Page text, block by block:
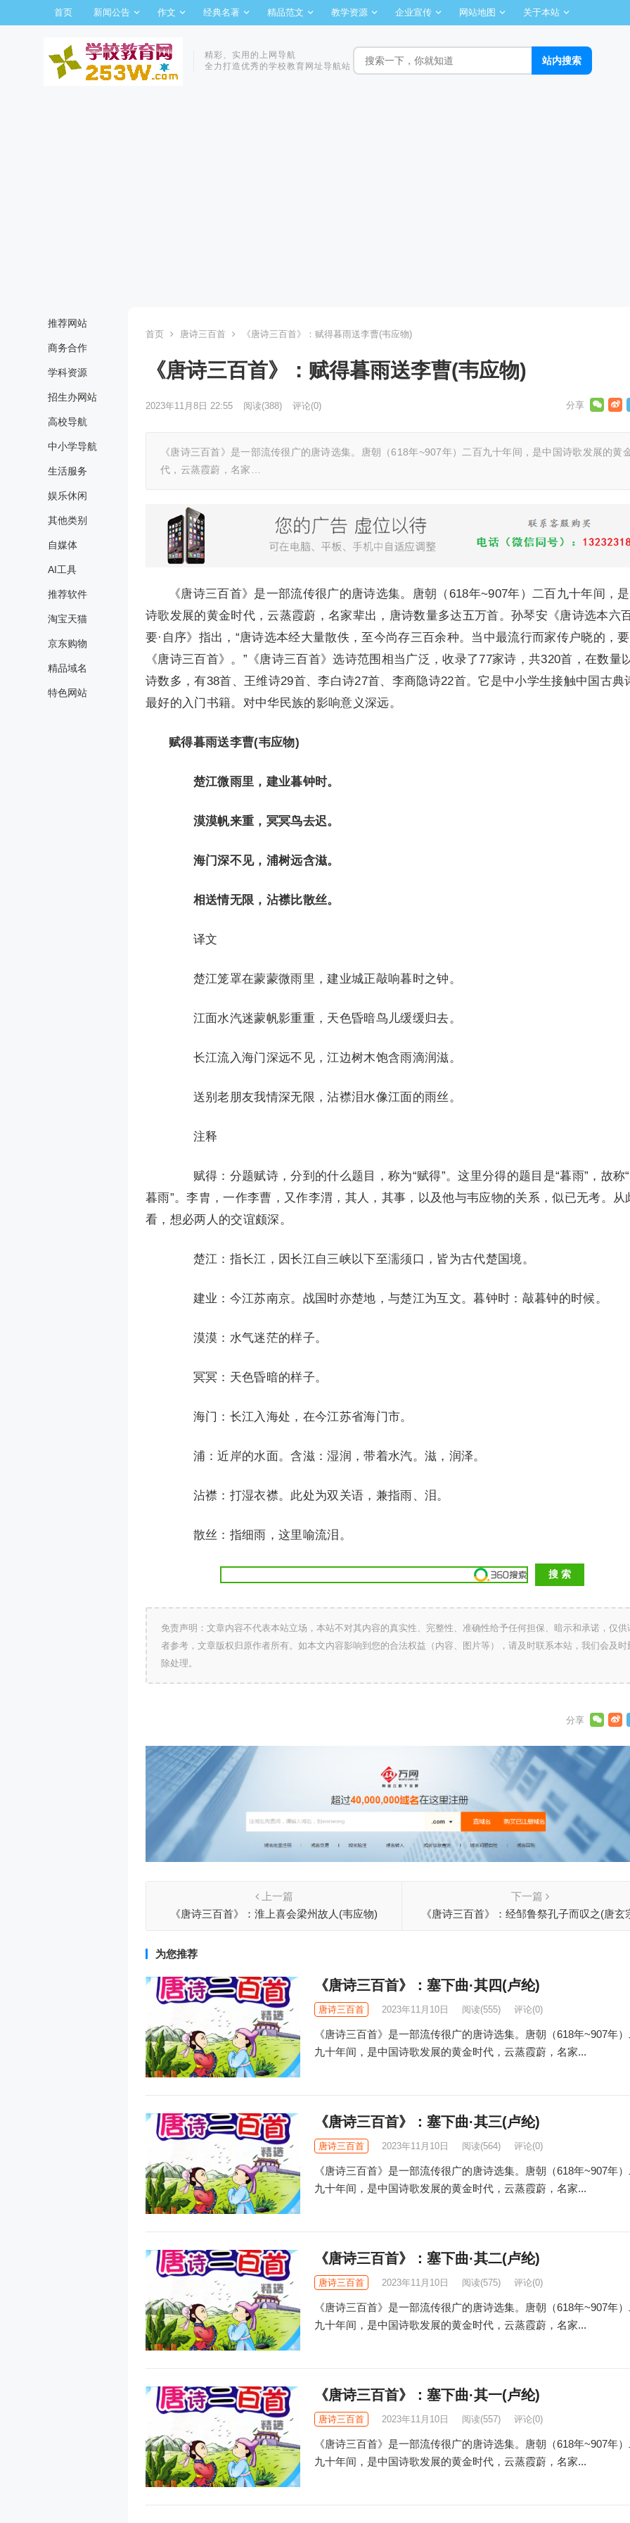
首页 新闻公告 作文 经典名著 精品范文 教学资源 企业宣传 网站地图 关于本站
精彩、实用的上网导航
全力打造优秀的学校教育网址导航站
推荐网站
商务合作
学科资源
招生办网站
高校导航
中小学导航
生活服务
娱乐休闲
其他类别
自媒体
AI工具
推荐软件
淘宝天猫
京东购物
精品域名
特色网站
首页 唐诗三百首 《唐诗三百首》：赋得暮雨送李曹(韦应物)
《唐诗三百首》：赋得暮雨送李曹(韦应物)
2023年11月8日 22:55 阅读(388) 评论(0)
《唐诗三百首》是一部流传很广的唐诗选集。唐朝（618年~907年）二百九十年间，是中国诗歌发展的黄
代，云蒸霞蔚，名家…
《唐诗三百首》是一部流传很广的唐诗选集。唐朝（618年~907年）二百九十年间，
诗歌发展的黄金时代，云蒸霞蔚，名家辈出，唐诗数量多达五万首。孙琴安《唐诗选本六
要·自序》指出，“唐诗选本经大量散佚，至今尚存三百余种。当中最流行而家传户晓的，
《唐诗三百首》。”《唐诗三百首》选诗范围相当广泛，收录了77家诗，共320首，在数量
诗数多，有38首、王维诗29首、李白诗27首、李商隐诗22首。它是中小学生接触中国古典
最好的入门书籍。对中华民族的影响意义深远。
赋得暮雨送李曹(韦应物)
楚江微雨里，建业暮钟时。
漠漠帆来重，冥冥鸟去迟。
海门深不见，浦树远含滋。
相送情无限，沾襟比散丝。
译文
楚江笼罩在蒙蒙微雨里，建业城正敲响暮时之钟。
江面水汽迷蒙帆影重重，天色昏暗鸟儿缓缓归去。
长江流入海门深远不见，江边树木饱含雨滴润滋。
送别老朋友我情深无限，沾襟泪水像江面的雨丝。
注释
赋得：分题赋诗，分到的什么题目，称为“赋得”。这里分得的题目是“暮雨”，故称
暮雨”。李胄，一作李曹，又作李渭，其人，其事，以及他与韦应物的关系，似已无考。从
看，想必两人的交谊颇深。
楚江：指长江，因长江自三峡以下至濡须口，皆为古代楚国境。
建业：今江苏南京。战国时亦楚地，与楚江为互文。暮钟时：敲暮钟的时候。
漠漠：水气迷茫的样子。
冥冥：天色昏暗的样子。
海门：长江入海处，在今江苏省海门市。
浦：近岸的水面。含滋：湿润，带着水汽。滋，润泽。
沾襟：打湿衣襟。此处为双关语，兼指雨、泪。
散丝：指细雨，这里喻流泪。
免责声明：文章内容不代表本站立场，本站不对其内容的真实性、完整性、准确性给予任何担保、暗示和承诺，仅供
者参考，文章版权归原作者所有。如本文内容影响到您的合法权益（内容、图片等），请及时联系本站，我们会及时
除处理。
上一篇
《唐诗三百首》：淮上喜会梁州故人(韦应物)
下一篇
《唐诗三百首》：经邹鲁祭孔子而叹之(唐玄
为您推荐
《唐诗三百首》：塞下曲·其四(卢纶)
唐诗三百首 2023年11月10日 阅读(555) 评论(0)
《唐诗三百首》是一部流传很广的唐诗选集。唐朝（618年~907年
九十年间，是中国诗歌发展的黄金时代，云蒸霞蔚，名家...
《唐诗三百首》：塞下曲·其三(卢纶)
唐诗三百首 2023年11月10日 阅读(564) 评论(0)
《唐诗三百首》是一部流传很广的唐诗选集。唐朝（618年~907年
九十年间，是中国诗歌发展的黄金时代，云蒸霞蔚，名家...
《唐诗三百首》：塞下曲·其二(卢纶)
唐诗三百首 2023年11月10日 阅读(575) 评论(0)
《唐诗三百首》是一部流传很广的唐诗选集。唐朝（618年~907年
九十年间，是中国诗歌发展的黄金时代，云蒸霞蔚，名家...
《唐诗三百首》：塞下曲·其一(卢纶)
唐诗三百首 2023年11月10日 阅读(557) 评论(0)
《唐诗三百首》是一部流传很广的唐诗选集。唐朝（618年~907年
九十年间，是中国诗歌发展的黄金时代，云蒸霞蔚，名家...